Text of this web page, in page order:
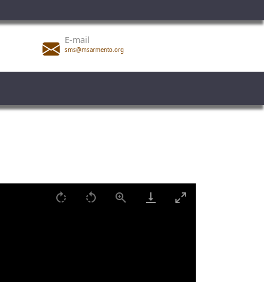
E-mail
sms@msarmento.org